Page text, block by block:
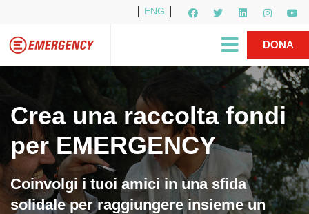
ENG
R1PUD1A
DONA
Crea una raccolta fondi
per EMERGENCY
Coinvolgi i tuoi amici in una sfida
solidale per raggiungere insieme un